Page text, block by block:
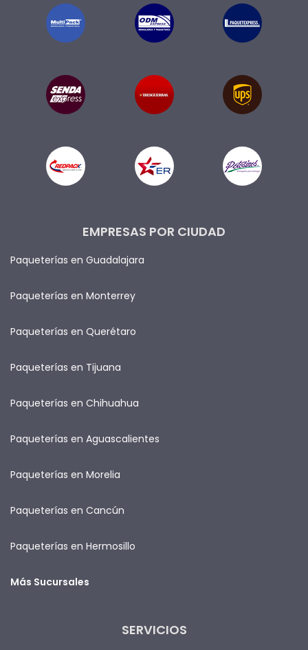
EMPRESAS POR CIUDAD
Paqueterías en Guadalajara
Paqueterías en Monterrey
Paqueterías en Querétaro
Paqueterías en Tijuana
Paqueterías en Chihuahua
Paqueterías en Aguascalientes
Paqueterías en Morelia
Paqueterías en Cancún
Paqueterías en Hermosillo
Más Sucursales
SERVICIOS